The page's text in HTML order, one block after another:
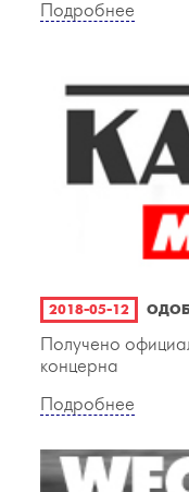
Подробнее
2018-05-12
Получено
концерна
Подробнее